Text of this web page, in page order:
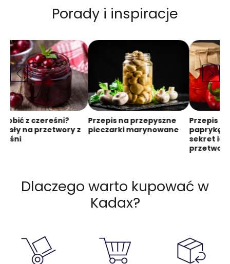
Porady i inspiracje
z czereśni?
na przetwory z
Przepis na przepyszne
pieczarki marynowane
Przepis
paprykę
sekret
Dlaczego warto kupować w
Kadax?